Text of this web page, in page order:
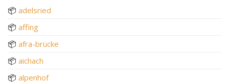
📦 adelsried
📦 affing
📦 afra-brücke
📦 aichach
📦 alpenhof